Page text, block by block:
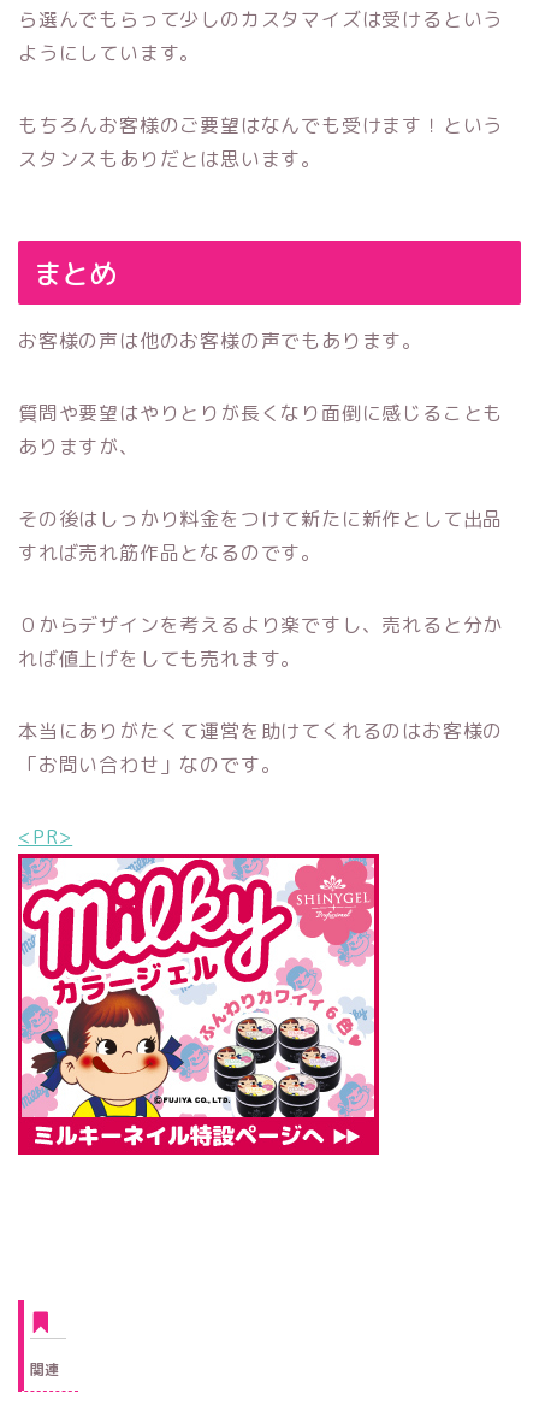
ら選んでもらって少しのカスタマイズは受けるという
ようにしています。
もちろんお客様のご要望はなんでも受けます！という
スタンスもありだとは思います。
まとめ
お客様の声は他のお客様の声でもあります。
質問や要望はやりとりが長くなり面倒に感じることも
ありますが、
その後はしっかり料金をつけて新たに新作として出品
すれば売れ筋作品となるのです。
０からデザインを考えるより楽ですし、売れると分か
れば値上げをしても売れます。
本当にありがたくて運営を助けてくれるのはお客様の
「お問い合わせ」なのです。
<PR>
関連